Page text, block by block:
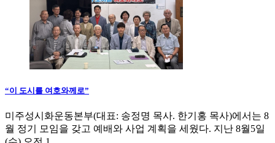
“이 도시를 여호와께로”
미주성시화운동본부(대표: 송정명 목사. 한기홍 목사)에서는 8
월 정기 모임을 갖고 예배와 사업 계획을 세웠다. 지난 8월5일